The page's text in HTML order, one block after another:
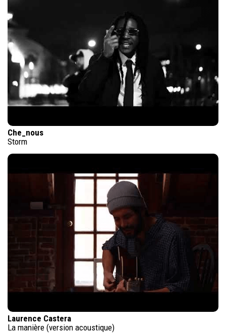
Che_nous
Storm
Laurence Castera
La manière (version acoustique)